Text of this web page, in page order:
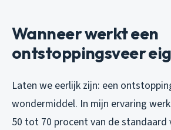
Wanneer werkt een
ontstoppingsveer
Laten we eerlijk zijn: een
wondermiddel. In mijn ervaring
50 tot 70 procent van de standaard